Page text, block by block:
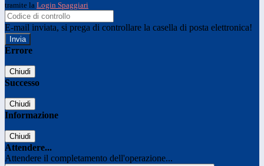
tramite la Login Spaggiari
E-mail inviata, si prega di controllare la casella di posta elettronica!
Errore
Chiudi
Successo
Chiudi
Informazione
Chiudi
Attendere...
Attendere il completamento dell'operazione...